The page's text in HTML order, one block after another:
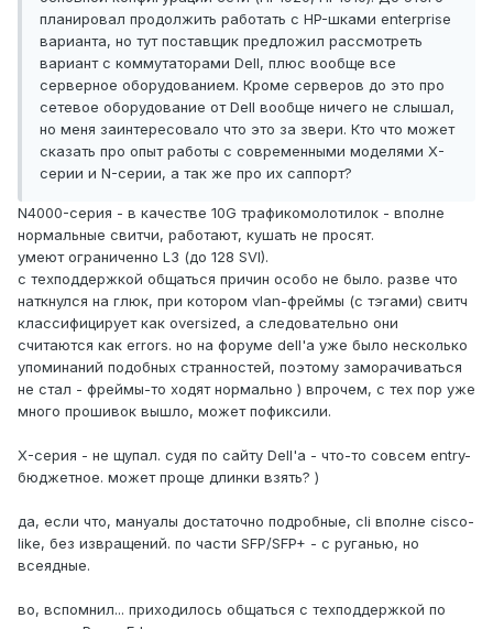
планировал продолжить работать с HP-шками enterprise
варианта, но тут поставщик предложил рассмотреть
вариант с коммутаторами Dell, плюс вообще все
серверное оборудованием. Кроме серверов до это про
сетевое оборудование от Dell вообще ничего не слышал,
но меня заинтересовало что это за звери. Кто что может
сказать про опыт работы с современными моделями X-
серии и N-серии, а так же про их саппорт?
N4000-серия - в качестве 10G трафикомолотилок - вполне
нормальные свитчи, работают, кушать не просят.
умеют ограниченно L3 (до 128 SVI).
с техподдержкой общаться причин особо не было. разве что
наткнулся на глюк, при котором vlan-фреймы (с тэгами) свитч
классифицирует как oversized, а следовательно они
считаются как errors. но на форуме dell'а уже было несколько
упоминаний подобных странностей, поэтому заморачиваться
не стал - фреймы-то ходят нормально ) впрочем, с тех пор уже
много прошивок вышло, может пофиксили.
X-серия - не щупал. судя по сайту Dell'а - что-то совсем entry-
бюджетное. может проще длинки взять? )
да, если что, мануалы достаточно подробные, cli вполне cisco-
like, без извращений. по части SFP/SFP+ - с руганью, но
всеядные.
во, вспомнил... приходилось общаться с техподдержкой по